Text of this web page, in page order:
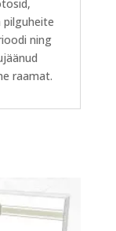
pilguheite
ning
raamat.